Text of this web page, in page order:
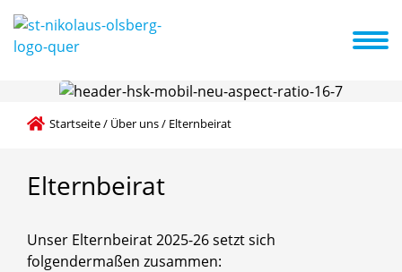
Infos zum Kindergarten Termine
Startseite/ Über uns/ Elternbeirat
Elternbeirat
Unser Elternbeirat 2025-26 setzt sich
folgendermaßen zusammen: